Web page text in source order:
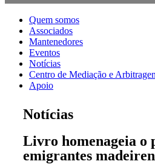
Quem somos
Associados
Mantenedores
Eventos
Notícias
Centro de Mediação e
Apoio
Notícias
Livro homenageia o
emigrantes